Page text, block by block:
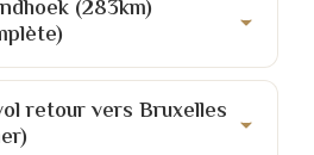
(283km)
retour vers Bruxelles